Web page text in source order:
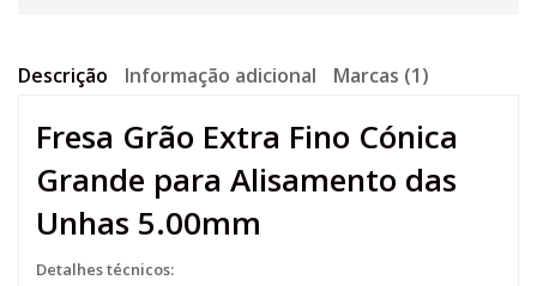
Descrição Informação adicional Marcas (1)
Fresa Grão Extra Fino Cónica
Grande para Alisamento das
Unhas 5.00mm
Detalhes técnicos: